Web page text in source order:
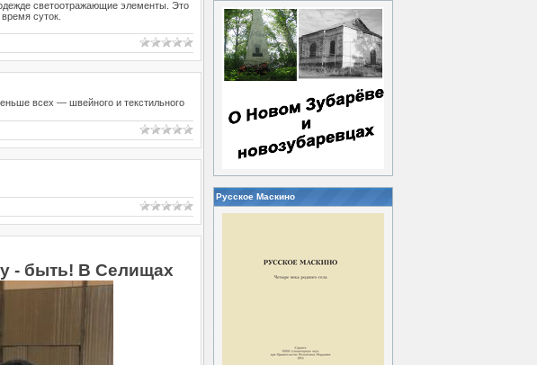
светоотражающие элементы. Это
суток.
всех — швейного и текстильного
- быть! В Селищах
Русское Маскино